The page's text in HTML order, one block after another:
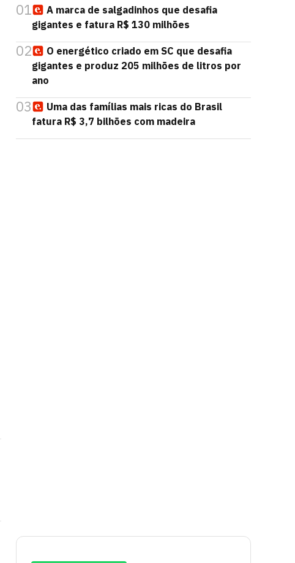
01
A marca de salgadinhos que desafia
gigantes e fatura R$ 130 milhões
02
O energético criado em SC que desafia
gigantes e produz 205 milhões de litros por
ano
03
Uma das famílias mais ricas do Brasil
fatura R$ 3,7 bilhões com madeira